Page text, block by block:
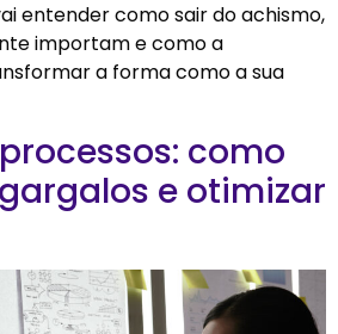
entender como sair do achismo,
importam e como a
a forma como a sua
como
e otimizar